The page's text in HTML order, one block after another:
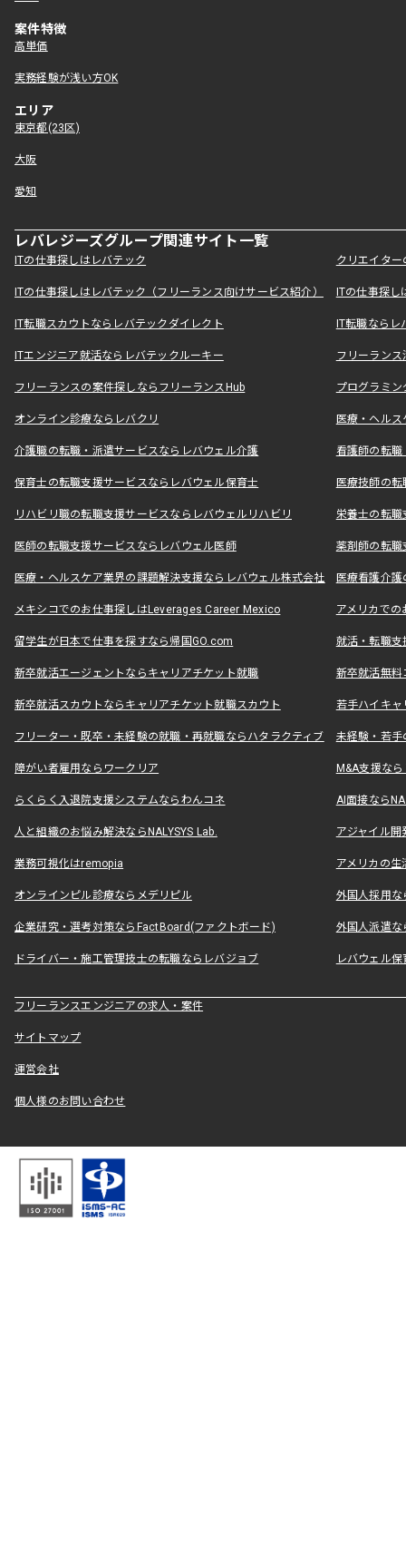
案件特徴
高単価
実務経験が浅い方OK
エリア
東京都(23区)
大阪
愛知
レバレジーズグループ関連サイト一覧
ITの仕事探しはレバテック クリエイタ
ITの仕事探しはレバテック（フリーランス向けサービス紹介） ITの仕事探
IT転職スカウトならレバテックダイレクト IT転職なら
ITエンジニア就活ならレバテックルーキー フリーラン
フリーランスの案件探しならフリーランスHub プログラミ
オンライン診療ならレバクリ 医療・ヘル
介護職の転職・派遣サービスならレバウェル介護 看護師の転
保育士の転職支援サービスならレバウェル保育士 医療技師の
リハビリ職の転職支援サービスならレバウェルリハビリ 栄養士の転
医師の転職支援サービスならレバウェル医師 薬剤師の転
医療・ヘルスケア業界の課題解決支援ならレバウェル株式会社 医療看護介
メキシコでのお仕事探しはLeverages Career Mexico アメリカで
留学生が日本で仕事を探すなら帰国GO.com 就活・転職
新卒就活エージェントならキャリアチケット就職 新卒就活無料
新卒就活スカウトならキャリアチケット就職スカウト 若手ハイキ
フリーター・既卒・未経験の就職・再就職ならハタラクティブ 未経験・若手
障がい者雇用ならワークリア M&A支援な
らくらく入退院支援システムならわんコネ AI面接なら
人と組織のお悩み解決ならNALYSYS Lab. アジャイル
業務可視化はremopia アメリカの
オンラインピル診療ならメデリピル 外国人採用
企業研究・選考対策ならFactBoard(ファクトボード) 外国人派遣な
ドライバー・施工管理技士の転職ならレバジョブ レバウェル
フリーランスエンジニアの求人・案件
サイトマップ
運営会社
個人様のお問い合わせ